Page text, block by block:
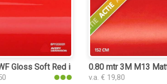
Gloss Soft Red interieurfolie0.80 mtr 3M M13
v.a. € 19,80